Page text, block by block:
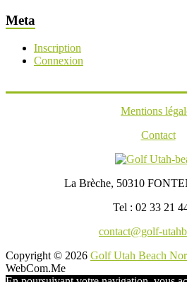
Meta
Inscription
Connexion
Mentions
Contact
La Brèche, 50310
Tel : 02 33 21
contact@golf-
Copyright © 2026 Golf Utah Beach
WebCom.Me